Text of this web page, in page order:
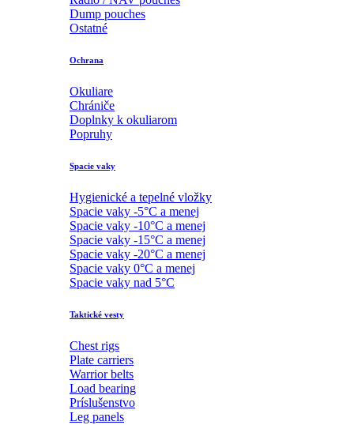
Dump pouches
Ostatné
Ochrana
Okuliare
Chrániče
Doplnky k okuliarom
Popruhy
Spacie vaky
Hygienické a tepelné vložky
Spacie vaky -5°C a menej
Spacie vaky -10°C a menej
Spacie vaky -15°C a menej
Spacie vaky -20°C a menej
Spacie vaky 0°C a menej
Spacie vaky nad 5°C
Taktické vesty
Chest rigs
Plate carriers
Warrior belts
Load bearing
Príslušenstvo
Leg panels